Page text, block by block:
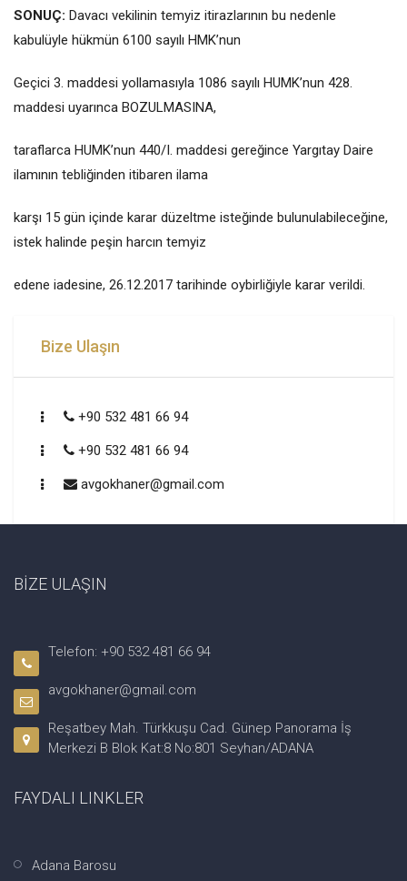
SONUÇ: Davacı vekilinin temyiz itirazlarının bu nedenle
kabulüyle hükmün 6100 sayılı HMK’nun
Geçici 3. maddesi yollamasıyla 1086 sayılı HUMK’nun 428.
maddesi uyarınca BOZULMASINA,
taraflarca HUMK’nun 440/I. maddesi gereğince Yargıtay Daire
ilamının tebliğinden itibaren ilama
karşı 15 gün içinde karar düzeltme isteğinde bulunulabileceğine,
istek halinde peşin harcın temyiz
edene iadesine, 26.12.2017 tarihinde oybirliğiyle karar verildi.
Bize Ulaşın
+90 532 481 66 94
+90 532 481 66 94
avgokhaner@gmail.com
BİZE ULAŞIN
Telefon: +90 532 481 66 94
avgokhaner@gmail.com
Reşatbey Mah. Türkkuşu Cad. Günep Panorama İş
Merkezi B Blok Kat:8 No:801 Seyhan/ADANA
FAYDALI LINKLER
Adana Barosu